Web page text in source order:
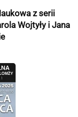
z serii
Wojtyły i Jana